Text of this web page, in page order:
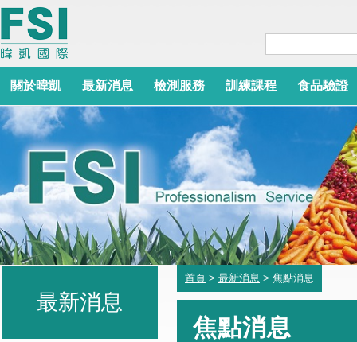
關於暐凱 最新消息 檢測服務 訓練課程 食品驗證
最新消息
首頁 > 最新消息 > 焦點消息
焦點消息